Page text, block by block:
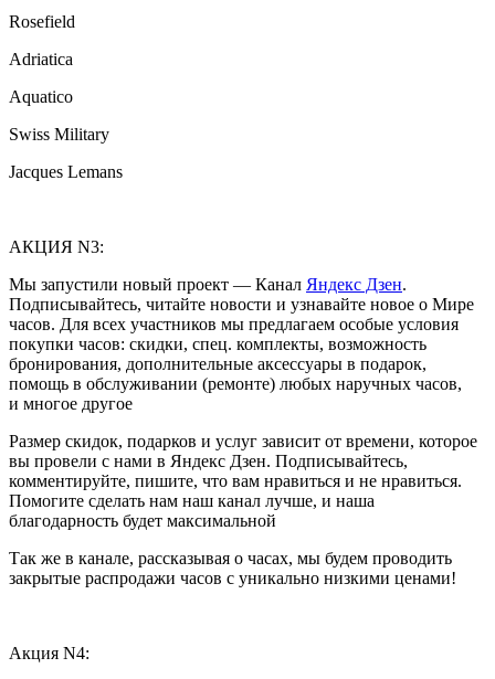
Rosefield
Adriatica
Aquatico
Swiss Military
Jacques Lemans
АКЦИЯ N3:
Мы запустили новый проект — Канал Яндекс Дзен.
Подписывайтесь, читайте новости и узнавайте новое о Мире
часов. Для всех участников мы предлагаем особые условия
покупки часов: скидки, спец. комплекты, возможность
бронирования, дополнительные аксессуары в подарок,
помощь в обслуживании (ремонте) любых наручных часов,
и многое другое
Размер скидок, подарков и услуг зависит от времени, которое
вы провели с нами в Яндекс Дзен. Подписывайтесь,
комментируйте, пишите, что вам нравиться и не нравиться.
Помогите сделать нам наш канал лучше, и наша
благодарность будет максимальной
Так же в канале, рассказывая о часах, мы будем проводить
закрытые распродажи часов с уникально низкими ценами!
Акция N4: